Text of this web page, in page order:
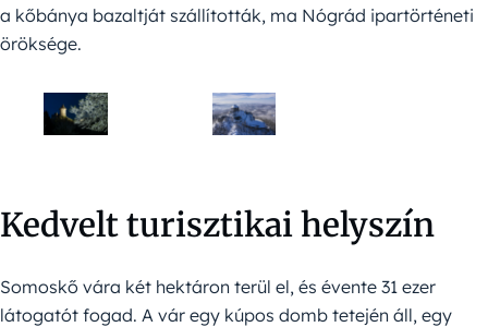
a kőbánya bazaltját szállították, ma Nógrád ipartörténeti
öröksége.
Kedvelt turisztikai helyszín
Somoskő vára két hektáron terül el, és évente 31 ezer
látogatót fogad. A vár egy kúpos domb tetején áll, egy